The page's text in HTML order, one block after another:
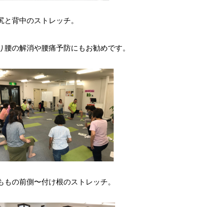
と背中のストレッチ。
腰の解消や腰痛予防にもお勧めです。
もの前側〜付け根のストレッチ。